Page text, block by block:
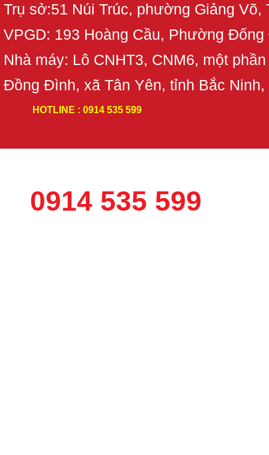
Trụ sở:51 Núi Trúc, phường Giảng Võ,
VPGD: 193 Hoàng Cầu, Phường
Nhà máy: Lô CNHT3, CNM6, một
Đồng Đình, xã Tân Yên, tỉnh Bắc Ninh,
HOTLINE : 0914 535 599
0914 535 599